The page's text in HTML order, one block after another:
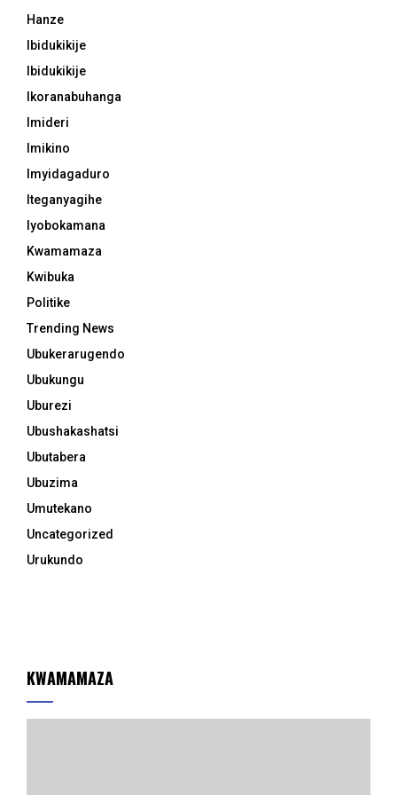
Hanze
Ibidukikije
Ibidukikije
Ikoranabuhanga
Imideri
Imikino
Imyidagaduro
Iteganyagihe
Iyobokamana
Kwamamaza
Kwibuka
Politike
Trending News
Ubukerarugendo
Ubukungu
Uburezi
Ubushakashatsi
Ubutabera
Ubuzima
Umutekano
Uncategorized
Urukundo
KWAMAMAZA